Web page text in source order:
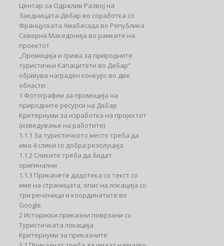
Центар за Одржлив Развој на
Заедницата-Дебар во соработка со
Француската Aмабасада во Република
Северна Македонија во рамките на
проектот
,,Промоција и грижа за природните
туристички Капацитети во Дебар”
објавува награден конкурс во две
области:
1 Фотографии за промоција на
природните ресурси на Дебар
Критериуми за изработка на пројектот
(изведување на работите)
1.1.1 За туристичкото место треба да
има 4 слики со добра резолуција
1.1.2 Сликите треба да бидат
оригинални
1.1.3 Прикачете дадотека со текст со
име на страницата, опис на локација со
три реченици и координатите во
Google.
2 Историски приказни поврзани со
Туристичката локација
Критериуми за приказните